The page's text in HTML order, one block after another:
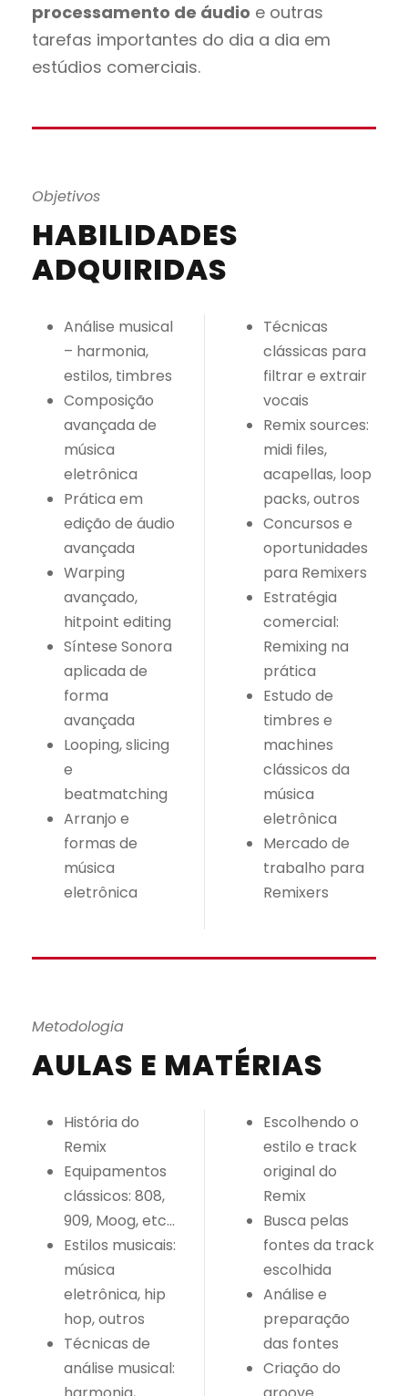
processamento de áudio e outras
tarefas importantes do dia a dia em
estúdios comerciais.
Objetivos
HABILIDADES
ADQUIRIDAS
Análise musical
– harmonia,
estilos, timbres
Composição
avançada de
música
eletrônica
Prática em
edição de áudio
avançada
Warping
avançado,
hitpoint editing
Síntese Sonora
aplicada de
forma
avançada
Looping, slicing
e
beatmatching
Arranjo e
formas de
música
eletrônica
Técnicas
clássicas para
filtrar e extrair
vocais
Remix sources:
midi files,
acapellas, loop
packs, outros
Concursos e
oportunidades
para Remixers
Estratégia
comercial:
Remixing na
prática
Estudo de
timbres e
machines
clássicos da
música
eletrônica
Mercado de
trabalho para
Remixers
Metodologia
AULAS E MATÉRIAS
História do
Remix
Equipamentos
clássicos: 808,
909, Moog, etc…
Estilos musicais:
música
eletrônica, hip
hop, outros
Técnicas de
análise musical:
Escolhendo o
estilo e track
original do
Remix
Busca pelas
fontes da track
escolhida
Análise e
preparação
das fontes
Criação do